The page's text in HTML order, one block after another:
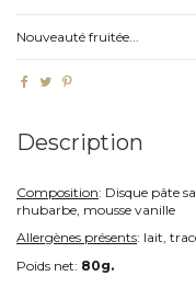
Nouveauté fruitée...
Description
Composition: Disque pâte
rhubarbe, mousse vanille
Allergènes présents: lait,
Poids net: 80g.